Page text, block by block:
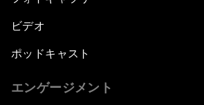
ビデオ
ポッドキャスト
エンゲージメント